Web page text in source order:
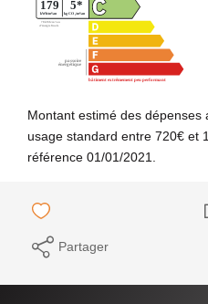
Montant estimé des
usage standard entre 720€ et
référence 01/01/2021.
Partager